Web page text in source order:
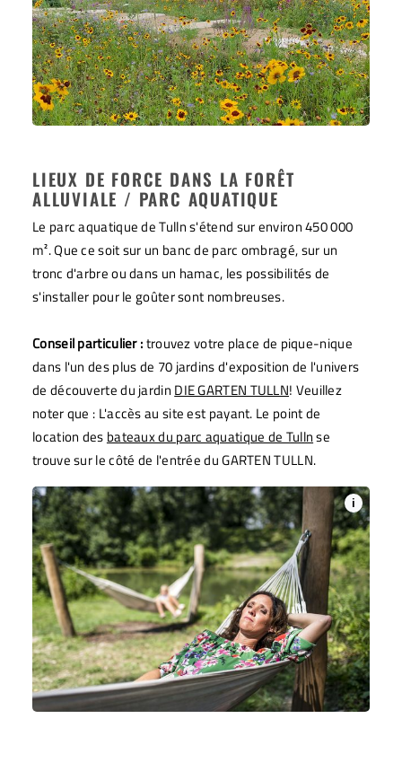
LIEUX DE FORCE DANS LA FORÊT
ALLUVIALE / PARC AQUATIQUE
Le parc aquatique de Tulln s'étend sur environ 450 000
m². Que ce soit sur un banc de parc ombragé, sur un
tronc d'arbre ou dans un hamac, les possibilités de
s'installer pour le goûter sont nombreuses.
Conseil particulier :trouvez votre place de pique-nique
dans l'un des plus de 70 jardins d'exposition de l'univers
de découverte du jardin DIE GARTEN TULLN! Veuillez
noter que : L'accès au site est payant. Le point de
location des bateaux du parc aquatique de Tullnse
trouve sur le côté de l'entrée du GARTEN TULLN.
i